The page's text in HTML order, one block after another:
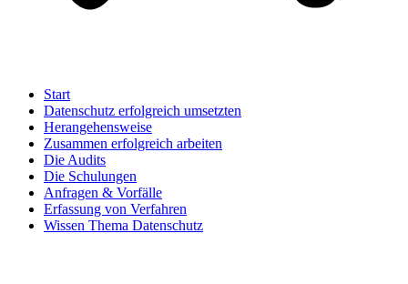
Start
Datenschutz erfolgreich umsetzten
Herangehensweise
Zusammen erfolgreich arbeiten
Die Audits
Die Schulungen
Anfragen & Vorfälle
Erfassung von Verfahren
Wissen Thema Datenschutz